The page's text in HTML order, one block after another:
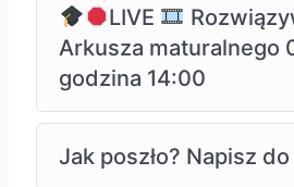
LIVE
Arkusza maturalnego
godzina 14:00
Jak poszło? Napisz